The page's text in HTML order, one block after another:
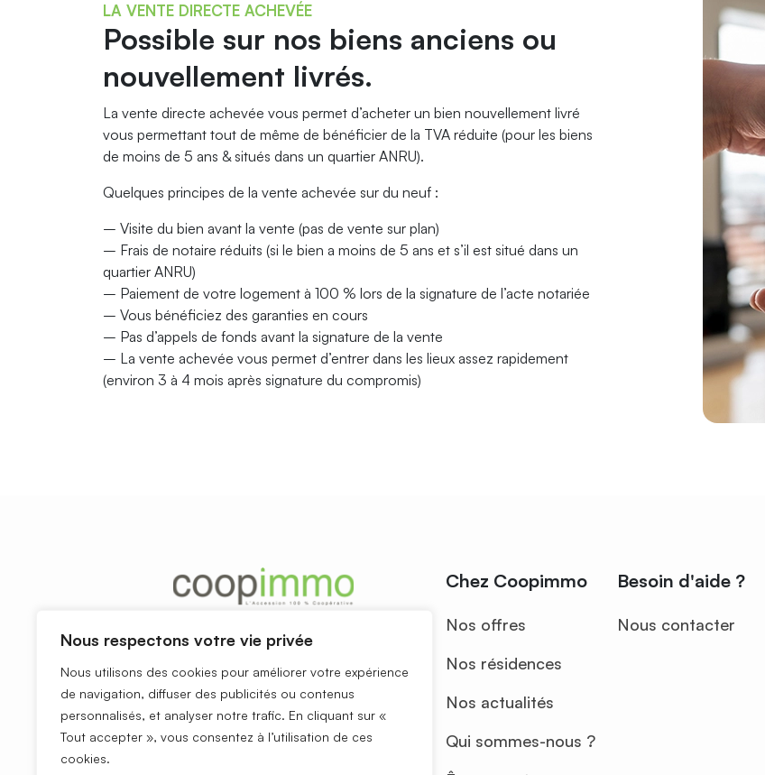
Nous respectons votre vie privée
Nous utilisons des cookies pour améliorer votre expérience
de navigation, diffuser des publicités ou contenus
personnalisés, et analyser notre trafic. En cliquant sur «
Tout accepter », vous consentez à l’utilisation de ces
cookies.
LA VENTE DIRECTE ACHEVÉE
Possible sur nos biens anciens ou
nouvellement livrés.
La vente directe achevée vous permet d’acheter un bien nouvellement livré
vous permettant tout de même de bénéficier de la TVA réduite (pour les biens
de moins de 5 ans & situés dans un quartier ANRU).
Quelques principes de la vente achevée sur du neuf :
– Visite du bien avant la vente (pas de vente sur plan)
– Frais de notaire réduits (si le bien a moins de 5 ans et s’il est situé dans un
quartier ANRU)
– Paiement de votre logement à 100 % lors de la signature de l’acte notariée
– Vous bénéficiez des garanties en cours
– Pas d’appels de fonds avant la signature de la vente
– La vente achevée vous permet d’entrer dans les lieux assez rapidement
(environ 3 à 4 mois après signature du compromis)
Chez Coopimmo
Nos offres
Nos résidences
Nos actualités
Qui sommes-nous ?
Besoin d'aide ?
Nous contacter